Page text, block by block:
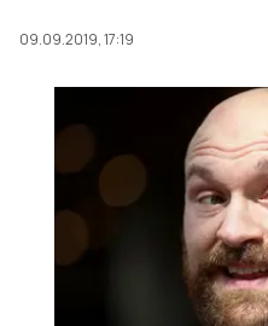
09.09.2019, 17:19